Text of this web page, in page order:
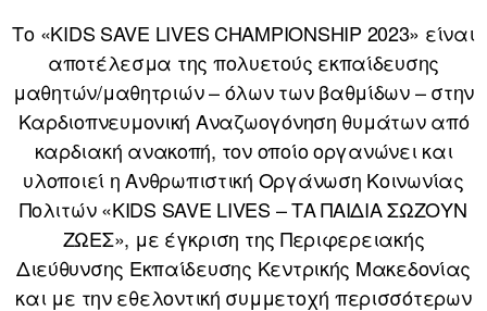
Το «KIDS SAVE LIVES CHAMPIONSHIP 2023» είναι
αποτέλεσμα της πολυετούς εκπαίδευσης
μαθητών/μαθητριών – όλων των βαθμίδων – στην
Καρδιοπνευμονική Αναζωογόνηση θυμάτων από
καρδιακή ανακοπή, τον οποίο οργανώνει και
υλοποιεί η Ανθρωπιστική Οργάνωση Κοινωνίας
Πολιτών «KIDS SAVE LIVES – ΤΑ ΠΑΙΔΙΑ ΣΩΖΟΥΝ
ΖΩΕΣ», με έγκριση της Περιφερειακής
Διεύθυνσης Εκπαίδευσης Κεντρικής Μακεδονίας
και με την εθελοντική συμμετοχή περισσότερων